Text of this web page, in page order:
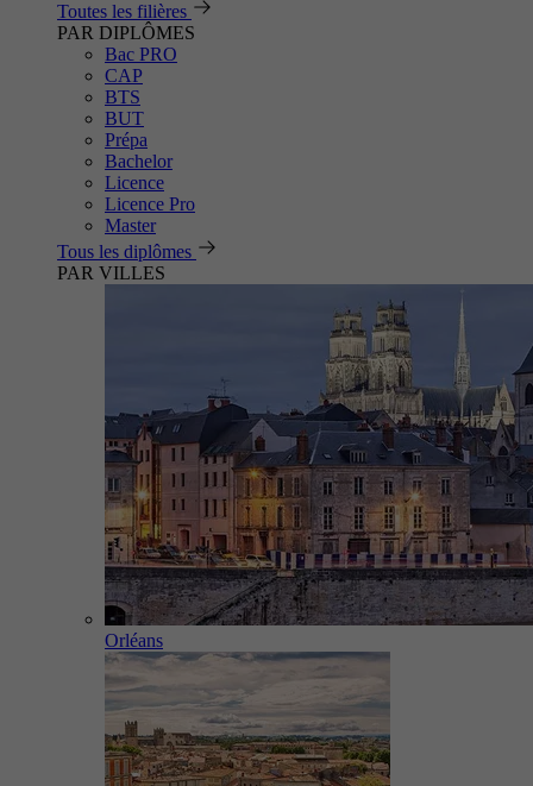
Toutes les filières
PAR DIPLÔMES
Bac PRO
CAP
BTS
BUT
Prépa
Bachelor
Licence
Licence Pro
Master
Tous les diplômes
PAR VILLES
Orléans